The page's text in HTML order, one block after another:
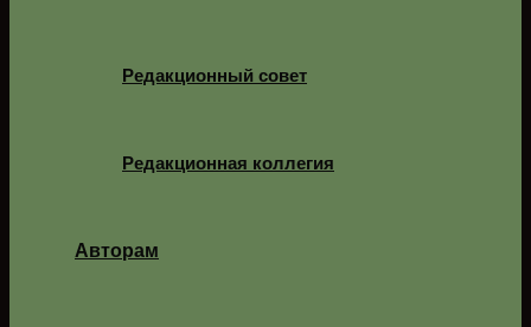
Редакционный совет
Редакционная коллегия
Авторам